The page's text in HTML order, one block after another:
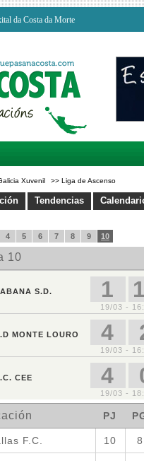
da Costa da Morte
Xuvenil >> Liga de Ascenso
Tendencias